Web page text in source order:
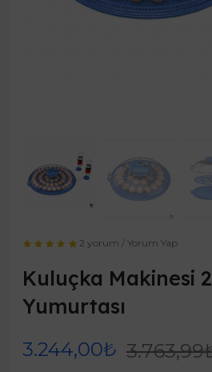
2 yorum /Yorum Yap
Kuluçka Makinesi
Yumurtası
3.244,00₺